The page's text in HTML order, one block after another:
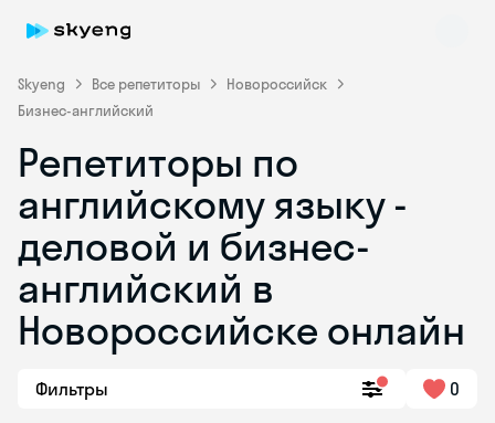
Skyeng Все репетиторы
Новороссийск
Бизнес-английский
Репетиторы по
английскому языку -
деловой и бизнес-
английский в
Новороссийске онлайн
Фильтры 0
Skyeng Chat